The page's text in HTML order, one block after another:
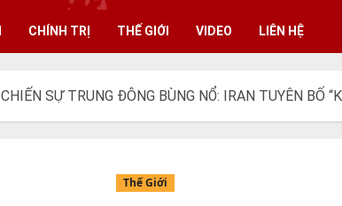
CHÍNH TRỊ THẾ GIỚI VIDEO LIÊN HỆ
CHIẾN SỰ TRUNG ĐÔNG BÙNG NỔ: IRAN TUYÊN BỐ
Thế Giới